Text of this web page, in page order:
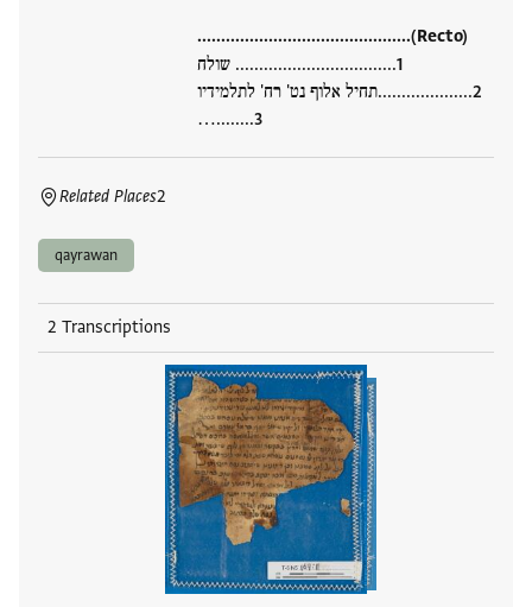
.............................................(Recto)
.................................. שולח
....................תחיל אלוף נט' רח' לתלמידיו
........…
Related Places2
qayrawan
2 Transcriptions